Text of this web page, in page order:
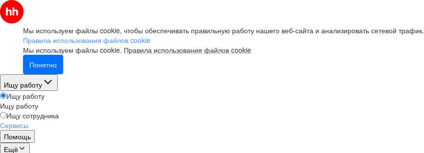
Мы используем файлы cookie, чтобы обеспечивать правильную работу нашего веб-сайта и анализировать сетевой трафик.
Правила использования файлов cookie
Мы используем файлы cookie. Правила использования файлов cookie
Понятно
Ищу работу
Ищу работу
Ищу работу
Ищу сотрудника
Сервисы
Помощь
Ещё